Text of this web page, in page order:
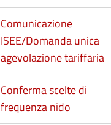
Comunicazione
ISEE/Domanda unica
agevolazione tariffaria
Conferma scelte di
frequenza nido